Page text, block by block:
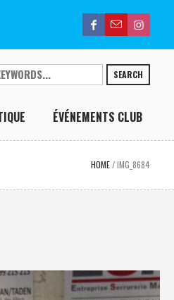
SEARCH
ÉVÉNEMENTS CLUB
HOME /IMG_8684